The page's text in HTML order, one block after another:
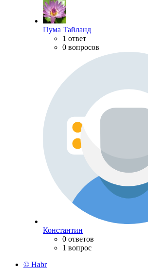
Пума Тайланд
1 ответ
0 вопросов
Константин
0 ответов
1 вопрос
© Habr